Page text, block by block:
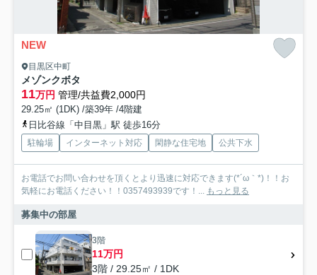
NEW
目黒区中町
メゾンクボタ
11万円 管理/共益費2,000円
29.25㎡ (1DK) /築39年 /4階建
日比谷線「中目黒」駅 徒歩16分
駐輪場 インターネット対応 閑静な住宅地 公共下水
お電話でお問い合わせを頂くとより迅速に対応できます(*´ω｀*)！！お
気軽にお電話ください！！0357493939です！... もっと見る
募集中の部屋
3階
11万円
3階 / 29.25㎡ / 1DK